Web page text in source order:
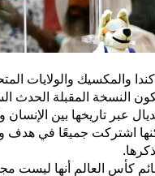
كأس العالم 2026 في كندا والمكسيك
النسخة المقبلة الحدث
عبر تاريخها بين الإنسان
اشتركت جميعًا في هدف
كأس العالم أنها ليست